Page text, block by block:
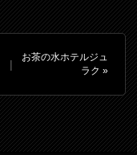
|
お茶の水ホテルジュ
ラク »